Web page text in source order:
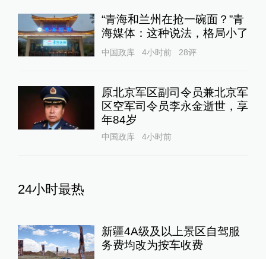
“青海和兰州在抢一碗面？”青
海媒体：这种说法，格局小了
中国政库 4小时前 28评
原北京军区副司令员兼北京军
区空军司令员李永金逝世，享
年84岁
中国政库 4小时前
24小时最热
新疆4A级及以上景区自驾服
务费均改为按车收费